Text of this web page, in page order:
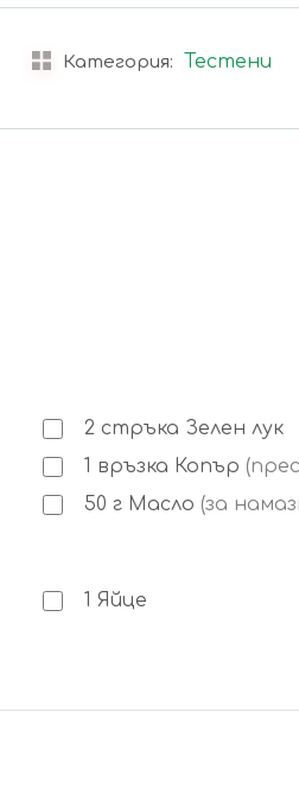
Категория: Тестени
2 стръка Зелен лук
1 връзка Копър
50 г Масло (за
1 Яйце